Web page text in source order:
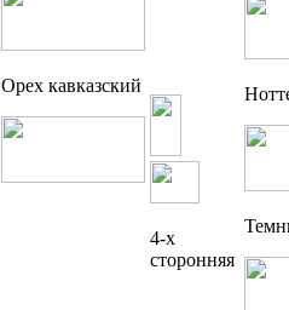
Орех кавказский
4-х
сторонняя